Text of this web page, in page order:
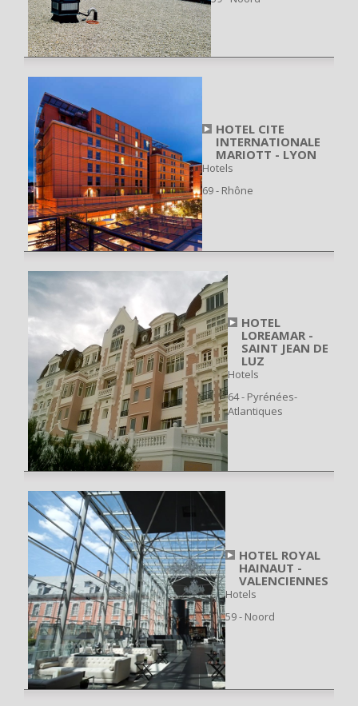
HOTEL CITE
INTERNATIONALE
MARIOTT - LYON
Hotels
69 - Rhône
HOTEL
LOREAMAR -
SAINT JEAN DE
LUZ
Hotels
64 - Pyrénées-
Atlantiques
HOTEL ROYAL
HAINAUT -
VALENCIENNES
Hotels
59 - Noord